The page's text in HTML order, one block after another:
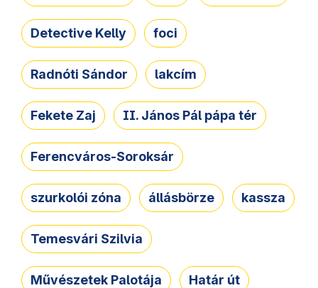
Detective Kelly foci
Radnóti Sándor lakcím
Fekete Zaj II. János Pál pápa tér
Ferencváros-Soroksár
szurkolói zóna állásbörze kassza
Temesvári Szilvia
Művészetek Palotája Határ út